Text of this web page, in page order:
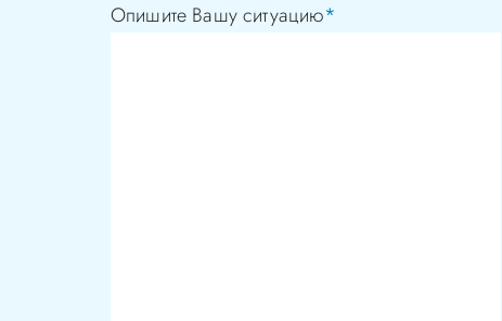
Опишите Вашу ситуацию*